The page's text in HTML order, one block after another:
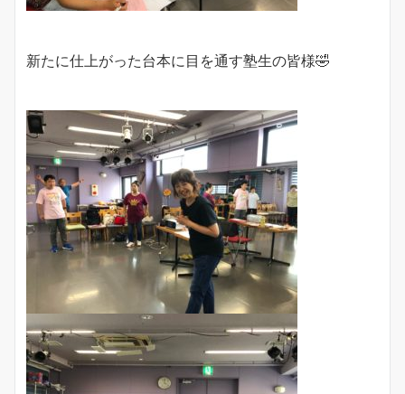
新たに仕上がった台本に目を通す塾生の皆様🤣